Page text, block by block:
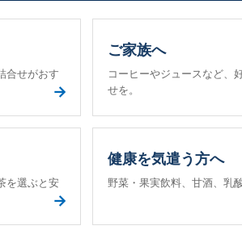
合せがおす
→
ご家族へ
コーヒーやジュースなど、
せを。
を選ぶと安
→
健康を気遣う方へ
野菜・果実飲料、甘酒、乳